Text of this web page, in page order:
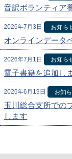
音訳ボランティア
2026年7月3日 お知ら
オンラインデータ
2026年7月1日 お知ら
電子書籍を追加し
2026年6月19日 お知
玉川総合支所での
します